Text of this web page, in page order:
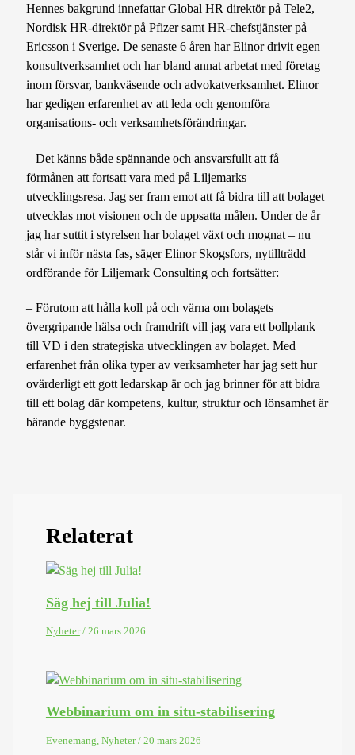
Hennes bakgrund innefattar Global HR direktör på Tele2,
Nordisk HR-direktör på Pfizer samt HR-chefstjänster på
Ericsson i Sverige. De senaste 6 åren har Elinor drivit egen
konsultverksamhet och har bland annat arbetat med företag
inom försvar, bankväsende och advokatverksamhet. Elinor
har gedigen erfarenhet av att leda och genomföra
organisations- och verksamhetsförändringar.
– Det känns både spännande och ansvarsfullt att få
förmånen att fortsatt vara med på Liljemarks
utvecklingsresa. Jag ser fram emot att få bidra till att bolaget
utvecklas mot visionen och de uppsatta målen. Under de år
jag har suttit i styrelsen har bolaget växt och mognat – nu
står vi inför nästa fas, säger Elinor Skogsfors, nytillträdd
ordförande för Liljemark Consulting och fortsätter:
– Förutom att hålla koll på och värna om bolagets
övergripande hälsa och framdrift vill jag vara ett bollplank
till VD i den strategiska utvecklingen av bolaget. Med
erfarenhet från olika typer av verksamheter har jag sett hur
ovärderligt ett gott ledarskap är och jag brinner för att bidra
till ett bolag där kompetens, kultur, struktur och lönsamhet är
bärande byggstenar.
Relaterat
Säg hej till Julia!
Nyheter/ 26 mars 2026
Webbinarium om in situ-stabilisering
Evenemang Nyheter/ 20 mars 2026